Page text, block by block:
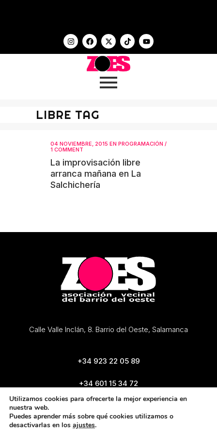
LIBRE TAG
04 NOVIEMBRE, 2015 EN PROGRAMACIÓN /
1 COMMENT
La improvisación libre
arranca mañana en La
Salchichería
Calle Valle Inclán, 8. Barrio del Oeste, Salamanca
+34 923 22 05 89
+34 601 15 34 72
zoes@zoes.es
Utilizamos cookies para ofrecerte la mejor experiencia en
nuestra web.
Puedes aprender más sobre qué cookies utilizamos o
desactivarlas en los ajustes.